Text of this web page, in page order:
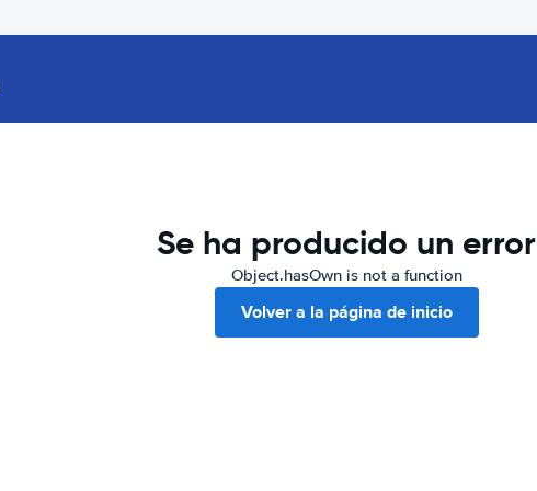
Se ha producido un error
Object.hasOwn is not a function
Volver a la página de inicio